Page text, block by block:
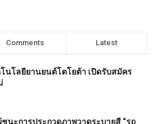
Comments Latest
นโลยียานยนต์โตโยต้า เปิดรับสมัคร
นะการประกวดภาพวาดระบายสี “รถ